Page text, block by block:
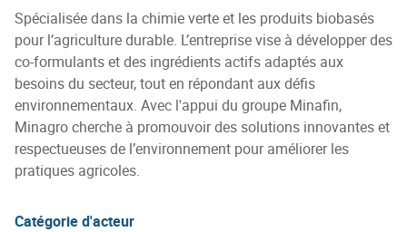
Spécialisée dans la chimie verte et les produits biobasés
pour l’agriculture durable. L’entreprise vise à développer des
co-formulants et des ingrédients actifs adaptés aux
besoins du secteur, tout en répondant aux défis
environnementaux. Avec l'appui du groupe Minafin,
Minagro cherche à promouvoir des solutions innovantes et
respectueuses de l’environnement pour améliorer les
pratiques agricoles.
Catégorie d'acteur